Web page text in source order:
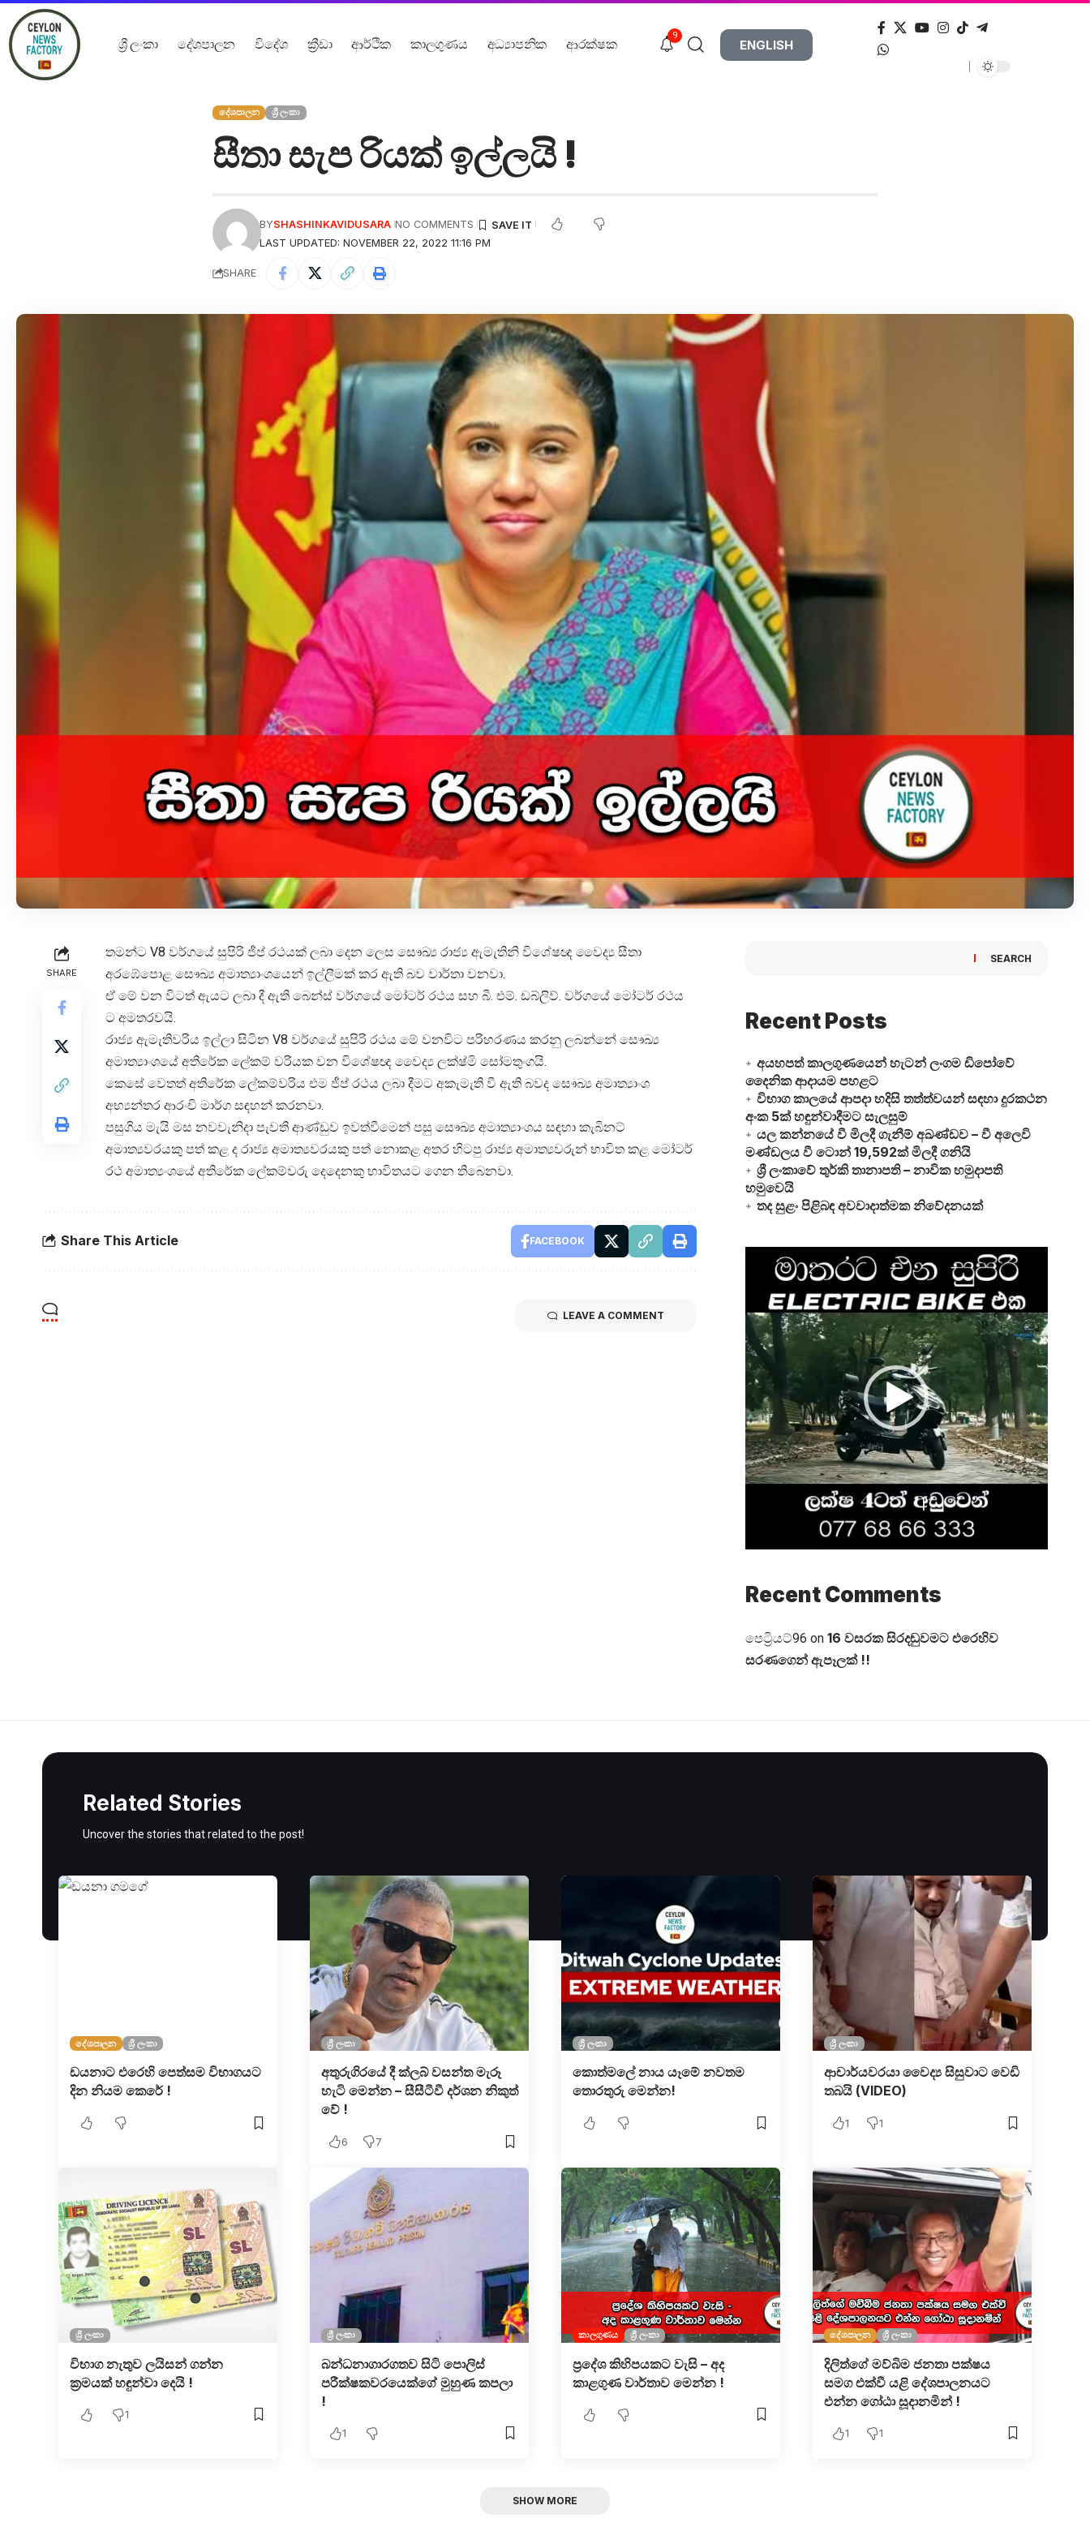
ශ්‍රී ලංකා දේශපාලන විදේශ ක්‍රීඩා ආර්ථික කාලගුණය අධ්‍යාපනික ආරක්ෂක
9
ENGLISH
දේශපාලන ශ්‍රී ලංකා
සීතා සැප රියක් ඉල්ලයි !
LAST UPDATED: NOVEMBER 22, 2022 11:16 PM
BYSHASHINKAVIDUSARA NO COMMENTS
SHARE
SHARE
තමන්ට V8 වර්ගයේ සුපිරි ජීප් රථයක් ලබා දෙන ලෙස සෞඛ්‍ය රාජ්‍ය ඇමැතිනි විශේෂඥ වෛද්‍ය සීතා
අරඹේපොළ සෞඛ්‍ය අමාත්‍යාංශයෙන් ඉල්ලීමක් කර ඇති බව වාර්තා වනවා.
ඒ මේ වන විටත් ඇයට ලබා දී ඇති බෙන්ස් වර්ගයේ මෝටර් රථය සහ බී. එම්. ඩබ්ලිව්. වර්ගයේ මෝටර් රථය
ට අමතරවයි.
රාජ්‍ය ඇමැතිවරිය ඉල්ලා සිටින V8 වර්ගයේ සුපිරි රථය මේ වනවිට පරිහරණය කරනු ලබන්නේ සෞඛ්‍ය
අමාත්‍යාංශයේ අතිරේක ලේකම් වරියක වන විශේෂඥ වෛද්‍ය ලක්ෂ්මි සෝමතුංගයි.
කෙසේ වෙතත් අතිරේක ලේකම්වරිය එම ජීප් රථය ලබා දීමට අකැමැති වී ඇති බවද සෞඛ්‍ය අමාත්‍යාංශ
අභ්‍යන්තර ආරංචි මාර්ග සඳහන් කරනවා.
පසුගිය මැයි මස නවවැනිදා පැවති ආණ්ඩුව ඉවත්වීමෙන් පසු සෞඛ්‍ය අමාත්‍යාංශය සඳහා කැබිනට්
අමාත්‍යවරයකු පත් කළ ද රාජ්‍ය අමාත්‍යවරයකු පත් නොකළ අතර හිටපු රාජ්‍ය අමාත්‍යවරුන් භාවිත කළ මෝටර්
රථ අමාත්‍යංශයේ අතිරේක ලේකම්වරු දෙදෙනකු භාවිතයට ගෙන තිබෙනවා.
Share This Article FACEBOOK
LEAVE A COMMENT
SEARCH
Recent Posts
අයහපත් කාලගුණයෙන් හැටන් ලංගම ඩිපෝවේ
දෛනික ආදායම පහළට
විභාග කාලයේ ආපදා හදිසි තත්ත්වයන් සඳහා දුරකථන
අංක 5ක් හඳුන්වාදීමට සැලසුම්
යල කන්නයේ වී මිලදී ගැනීම් අඛණ්ඩව – වී අලෙවි
මණ්ඩලය වී ටොන් 19,592ක් මිලදී ගනියි
ශ්‍රී ලංකාවේ තුර්කි තානාපති – නාවික හමුදාපති
හමුවෙයි
තද සුළං පිළිබඳ අවවාදාත්මක නිවේදනයක්
Video
Player
Recent Comments
පෙට්‍රියට්96 on 16 වසරක සිරදඬුවමට එරෙහිව
සරණගෙන් ඇපෑලක් !!
Related Stories
Uncover the stories that related to the post!
දේශපාලන ශ්‍රී ලංකා
ඩයනාට එරෙහි පෙත්සම විභාගයට
දින නියම කෙරේ !
ශ්‍රී ලංකා
අතුරුගිරයේ දී ක්ලබ් වසන්ත මැරූ
හැටි මෙන්න – සීසීටීවී දර්ශන නිකුත්
වේ !
6 7
ශ්‍රී ලංකා
කොත්මලේ නාය යෑමේ නවතම
තොරතුරු මෙන්න!
ශ්‍රී ලංකා
ආචාර්යවරයා වෛද්‍ය සිසුවාට වෙඩි
තබයි (VIDEO)
1 1
ශ්‍රී ලංකා
විභාග නැතුව ලයිසන් ගන්න
ක්‍රමයක් හඳුන්වා දෙයි !
1
ශ්‍රී ලංකා
බන්ධනාගාරගතව සිටි පොලිස්
පරීක්ෂකවරයෙක්ගේ මුහුණ කපලා
!
1
කාලගුණය ශ්‍රී ලංකා
ප්‍රදේශ කිහිපයකට වැසි – අද
කාළගුණ වාර්තාව මෙන්න !
දේශපාලන ශ්‍රී ලංකා
දිලිත්ගේ මව්බිම ජනතා පක්ෂය
සමග එක්වී යළි දේශපාලනයට
එන්න ගෝඨා සූදානමින් !
1 1
SHOW MORE